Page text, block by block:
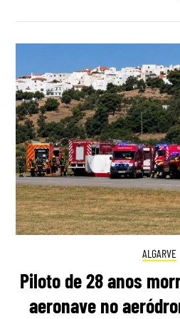
ALGARVE
Piloto de 28 anos
aeronave no